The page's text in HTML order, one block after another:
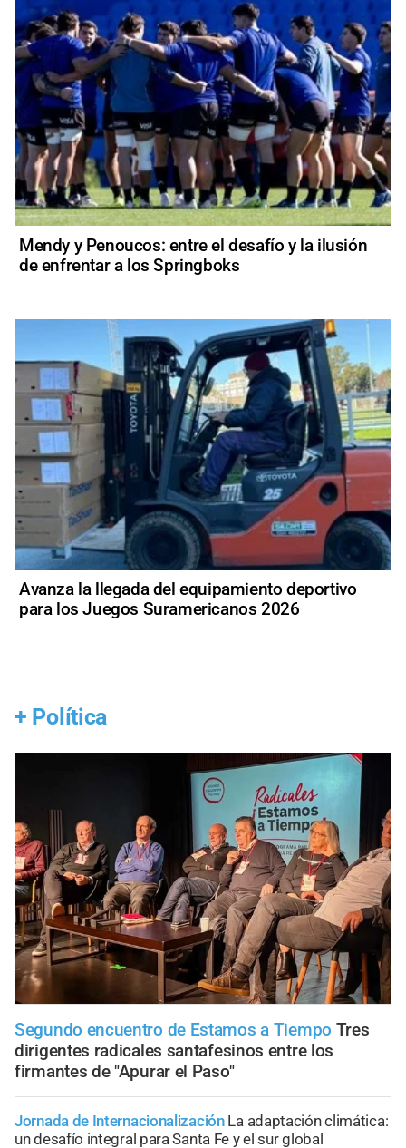
Mendy y Penoucos: entre el desafío y la ilusión
de enfrentar a los Springboks
Avanza la llegada del equipamiento deportivo
para los Juegos Suramericanos 2026
+ Política
Segundo encuentro de Estamos a Tiempo Tres
dirigentes radicales santafesinos entre los
firmantes de "Apurar el Paso"
Jornada de Internacionalización La adaptación climática:
un desafío integral para Santa Fe y el sur global